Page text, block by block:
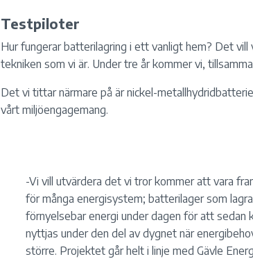
Testpiloter
Hur fungerar batterilagring i ett vanligt hem? Det
tekniken som vi är. Under tre år kommer vi,
Det vi tittar närmare på är nickel-
vårt miljöengagemang.
-Vi vill utvärdera det vi tror kommer att vara
för många energisystem; batterilager som
förnyelsebar energi under dagen för att sedan
nyttjas under den del av dygnet när
större. Projektet går helt i linje med Gävle